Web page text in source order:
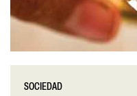
SOCIEDAD